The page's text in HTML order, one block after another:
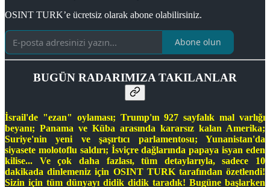
OSINT TURK’e ücretsiz olarak abone olabilirsiniz.
Abone olun
BUGÜN RADARIMIZA TAKILANLAR
İsrail'de "ezan" oylaması; Trump'ın 927 sayfalık mal varlığı
beyanı; Panama ve Küba arasında kararsız kalan Amerika;
Suriye'nin yeni ve şaşırtıcı parlamentosu; Yunanistan'da
siyasete molotoflu saldırı; İsviçre dağlarında papaya isyan eden
kilise... Ve çok daha fazlası, tüm detaylarıyla, sadece 10
dakikada dinlemeniz için OSINT TURK tarafından özetlendi!
Sizin için tüm dünyayı didik didik taradık! Bugüne başlarken